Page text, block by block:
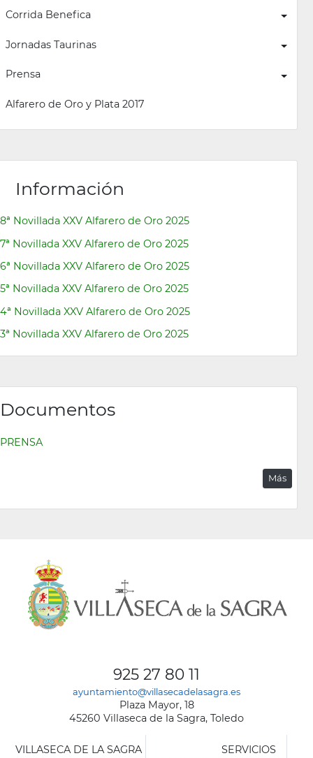
Corrida Benefica
Jornadas Taurinas
Prensa
Alfarero de Oro y Plata 2017
Información
8ª Novillada XXV Alfarero de Oro 2025
7ª Novillada XXV Alfarero de Oro 2025
6ª Novillada XXV Alfarero de Oro 2025
5ª Novillada XXV Alfarero de Oro 2025
4ª Novillada XXV Alfarero de Oro 2025
3ª Novillada XXV Alfarero de Oro 2025
Documentos
PRENSA
Más
925 27 80 11
ayuntamiento@villasecadelasagra.es
Plaza Mayor, 18
45260 Villaseca de la Sagra, Toledo
VILLASECA DE LA SAGRA SERVICIOS